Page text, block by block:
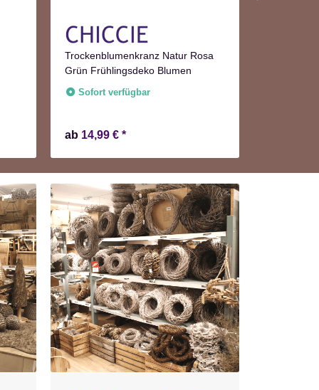
Trockenblumenkranz Natur Rosa
Grün Frühlingsdeko Blumen
Sofort verfügbar
ab 14,99 € *